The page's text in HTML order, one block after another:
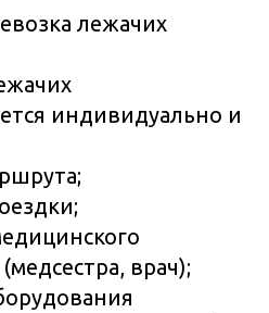
лежачих
индивидуально и
врач);